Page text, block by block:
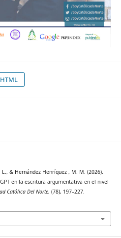
HTML
& Hernández Henríquez , M. M. (2026).
en la escritura argumentativa en el nivel
Católica Del Norte, (78), 197–227.